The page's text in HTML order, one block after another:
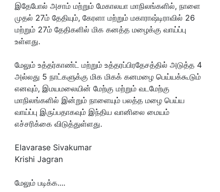
இதேபோல் அசாம் மற்றும் மேகாலயா மாநிலங்களில், நாளை
முதல் 27ம் தேதியும், கேரளா மற்றும் மகாராஷ்டிராவில் 26
மற்றும் 27ம் தேதிகளில் மிக கனத்த மழைக்கு வாய்ப்பு
உள்ளது.
மேலும் உத்தர்காண்ட் மற்றும் உத்தரப்பிரதேசத்தில் அடுத்த 4
அல்லது 5 நாட்களுக்கு மிக மிகக் கனமழை பெய்யக்கூடும்
எனவும், இமயமலையின் மேற்கு மற்றும் வடமேற்கு
மாநிலங்களில் இன்றும் நாளையும் பலத்த மழை பெய்ய
வாய்ப்பு இருப்பதாகவும் இந்திய வானிலை மையம்
எச்சரிக்கை விடுத்துள்ளது.
Elavarase Sivakumar
Krishi Jagran
மேலும் படிக்க....